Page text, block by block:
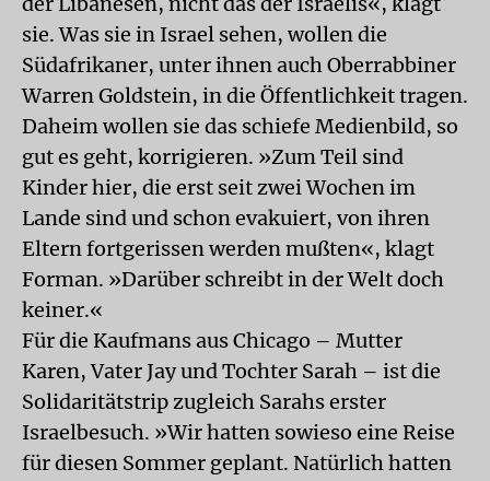
sie. Was sie in Israel sehen, wollen die
Südafrikaner, unter ihnen auch Oberrabbiner
Warren Goldstein, in die Öffentlichkeit tragen.
Daheim wollen sie das schiefe Medienbild, so
gut es geht, korrigieren. »Zum Teil sind
Kinder hier, die erst seit zwei Wochen im
Lande sind und schon evakuiert, von ihren
Eltern fortgerissen werden mußten«, klagt
Forman. »Darüber schreibt in der Welt doch
keiner.«
Für die Kaufmans aus Chicago – Mutter
Karen, Vater Jay und Tochter Sarah – ist die
Solidaritätstrip zugleich Sarahs erster
Israelbesuch. »Wir hatten sowieso eine Reise
für diesen Sommer geplant. Natürlich hatten